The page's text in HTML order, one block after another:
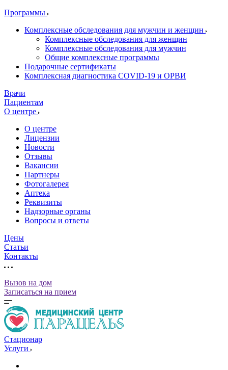
Программы
Комплексные обследования для мужчин и женщин
Комплексные обследования для женщин
Комплексные обследования для мужчин
Общие комплексные программы
Подарочные сертификаты
Комплексная диагностика COVID-19 и ОРВИ
Врачи
Пациентам
О центре
О центре
Лицензии
Новости
Отзывы
Вакансии
Партнеры
Фотогалерея
Аптека
Реквизиты
Надзорные органы
Вопросы и ответы
Цены
Статьи
Контакты
Вызов на дом
Записаться на прием
Стационар
Услуги